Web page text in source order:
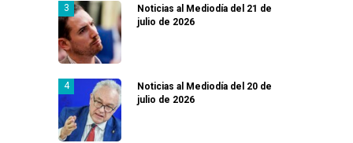
Noticias al Mediodía del 21 de
julio de 2026
Noticias al Mediodía del 20 de
julio de 2026